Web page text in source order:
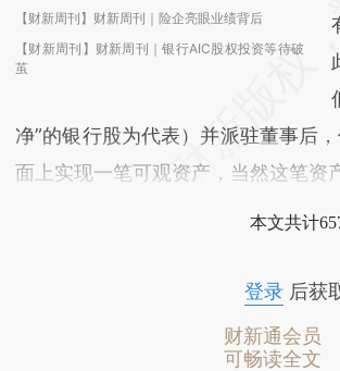
【财新周刊】财新周刊｜险企亮眼业绩背后
【财新周刊】财新周刊｜银行AIC股权投资等待破
茧
净”的银行股为代表）并派驻董事后
面上实现一笔可观资产，当然这笔资
本文共计
登录后获
财新通会员
可畅读全文